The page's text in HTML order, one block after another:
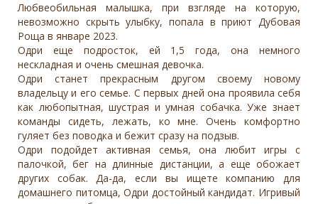
Любвеобильная малышка, при взгляде на которую,
невозможно скрыть улыбку, попала в приют Дубовая
Роща в январе 2023.
Одри еще подросток, ей 1,5 года, она немного
нескладная и очень смешная девочка.
Одри станет прекрасным другом своему новому
владельцу и его семье. С первых дней она проявила себя
как любопытная, шустрая и умная собачка. Уже знает
команды сидеть, лежать, ко мне. Очень комфортно
гуляет без поводка и бежит сразу на подзыв.
Одри подойдет активная семья, она любит игры с
палочкой, бег на длинные дистанции, а еще обожает
других собак. Да-да, если вы ищете компанию для
домашнего питомца, Одри достойный кандидат. Игривый